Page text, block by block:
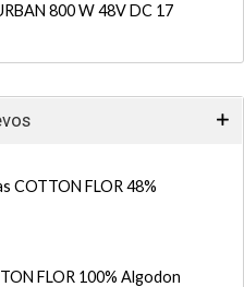
800 W 48V DC 17
COTTON FLOR 48%
FLOR 100% Algodon